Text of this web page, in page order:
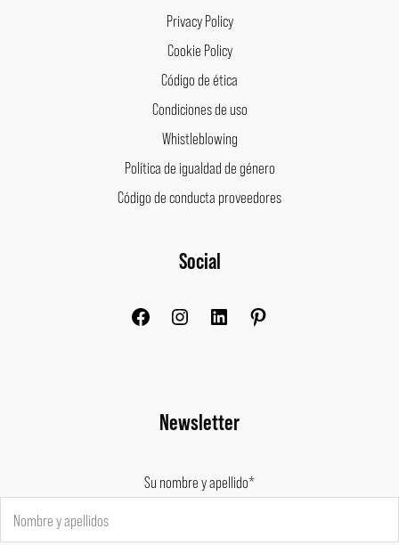
Privacy Policy
Cookie Policy
Código de ética
Condiciones de uso
Whistleblowing
Política de igualdad de género
Código de conducta proveedores
Social
Newsletter
Su nombre y apellido*